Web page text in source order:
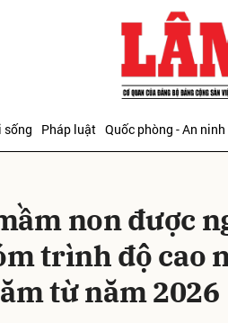
sống Pháp luật Quốc phòng - An ninh
non được
trình độ cao
từ năm 2026
Gửi bình luận